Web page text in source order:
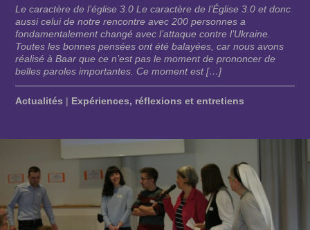
Le caractère de l’église 3.0 Le caractère de l’Église 3.0 et donc
aussi celui de notre rencontre avec 200 personnes a
fondamentalement changé avec l’attaque contre l’Ukraine.
Toutes les bonnes pensées ont été balayées, car nous avons
réalisé à Baar que ce n’est pas le moment de prononcer de
belles paroles importantes. Ce moment est […]
Actualités | Expériences, réflexions et entretiens